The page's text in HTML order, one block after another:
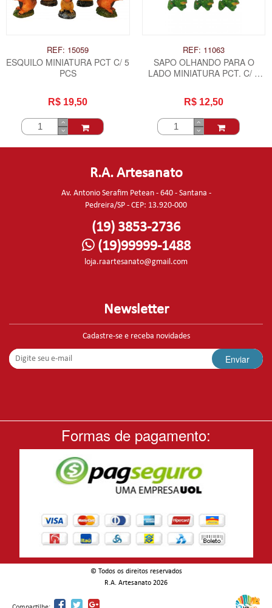
REF: 15059
ESQUILO MINIATURA PCT C/ 5
PCS
R$ 19,50
REF: 11063
SAPO OLHANDO PARA O
LADO MINIATURA PCT. C/ 6
R$ 12,50
R.A. Artesanato
Av. Antonio Serafim Petean - 640 - Santana -
Pedreira/SP - CEP: 13.920-000
(19) 3853-2736
(19)99999-1488
loja.raartesanato@gmail.com
Newsletter
Cadastre-se e receba novidades
Enviar
Formas de pagamento:
© Todos os direitos reservados
R.A. Artesanato 2026